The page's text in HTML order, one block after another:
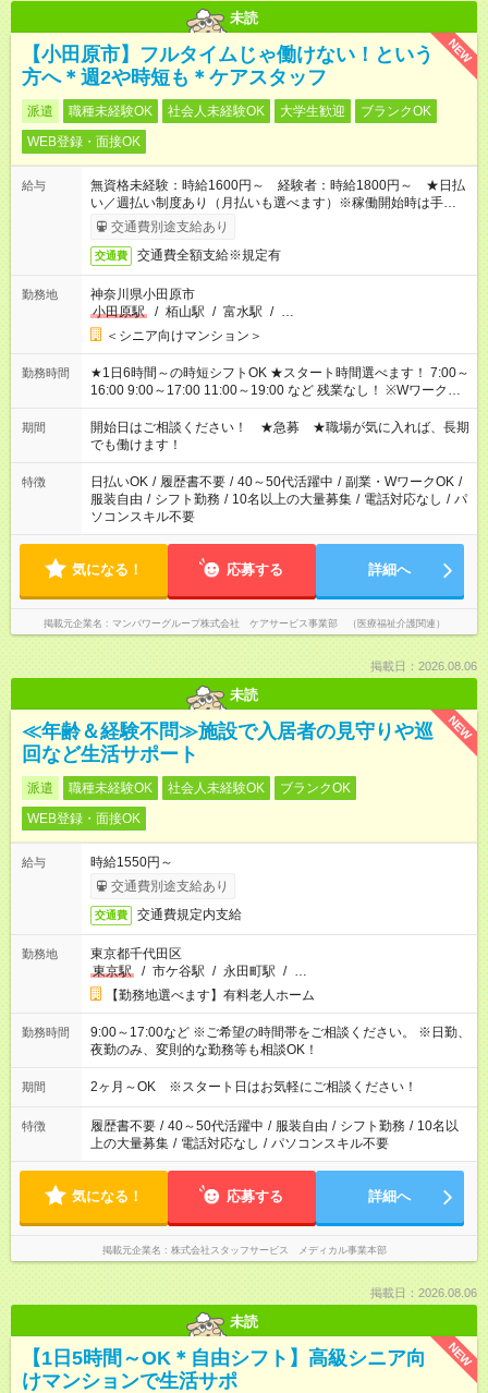
未読
NEW
【小田原市】フルタイムじゃ働けない！という
方へ＊週2や時短も＊ケアスタッフ
派遣 職種未経験OK 社会人未経験OK 大学生歓迎
ブランクOK
WEB登録・面接OK
給与
無資格未経験：時給1600円～ 経験者：時給1800円～ ★日払
い／週払い制度あり（月払いも選べます）※稼働開始時は手続き
完了次第のお支払いとなります。
交通費別途支給あり
交通費 交通費全額支給※規定有
勤務地
神奈川県小田原市
小田原駅
/ 栢山駅 / 富水駅 / …
＜シニア向けマンション＞
勤務時間
★1日6時間～の時短シフトOK ★スタート時間選べます！ 7:00～
16:00 9:00～17:00 11:00～19:00 など 残業なし！ ※Wワークの
場合、他のお仕事と合わせ週40時間超の就業はご案内できませ
ん ※法令に基づき、週20時間以上勤務は社会保険への加入対象
となります ※労働者派遣法（日雇い派遣の原則禁止）により、
短時間・短期間の就業はご案内が難しい場合があります
期間
開始日はご相談ください！ ★急募 ★職場が気に入れば、長期
でも働けます！
特徴 日払いOK / 履歴書不要 / 40～50代活躍中 / 副業・WワークOK /
服装自由 / シフト勤務 / 10名以上の大量募集 / 電話対応なし / パ
ソコンスキル不要
気になる！ 応募する 詳細へ
掲載元企業名 マンパワーグループ株式会社 ケアサービス事業部 （医療福祉介護関連）
掲載日：2026.08.06
未読
NEW
≪年齢＆経験不問≫施設で入居者の見守りや巡
回など生活サポート
派遣 職種未経験OK 社会人未経験OK
ブランクOK
WEB登録・面接OK
給与
時給1550円～
交通費別途支給あり
交通費 交通費規定内支給
勤務地
東京都千代田区
東京駅
/ 市ケ谷駅 / 永田町駅 / …
【勤務地選べます】有料老人ホーム
勤務時間
9:00～17:00など ※ご希望の時間帯をご相談ください。 ※日勤、
夜勤のみ、変則的な勤務等も相談OK！
期間 2ヶ月～OK ※スタート日はお気軽にご相談ください！
特徴 履歴書不要 / 40～50代活躍中 / 服装自由 / シフト勤務 / 10名以
上の大量募集 / 電話対応なし / パソコンスキル不要
気になる！ 応募する 詳細へ
掲載元企業名 株式会社スタッフサービス メディカル事業本部
掲載日：2026.08.06
未読
NEW
【1日5時間～OK＊自由シフト】高級シニア向
けマンションで生活サポ